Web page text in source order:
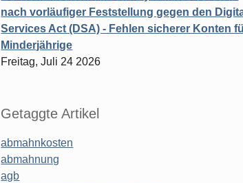
nach vorläufiger Feststellung gegen den
Services Act (DSA) - Fehlen sicherer Konten
Minderjährige
Freitag, Juli 24 2026
Getaggte Artikel
abmahnkosten
abmahnung
agb